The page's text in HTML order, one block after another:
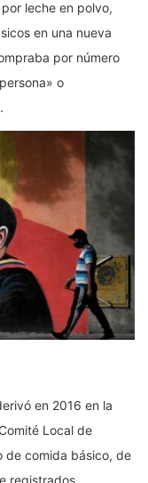
leche en polvo,
en una nueva
por número
o
en 2016 en la
Local de
de comida básico, de
registrados.